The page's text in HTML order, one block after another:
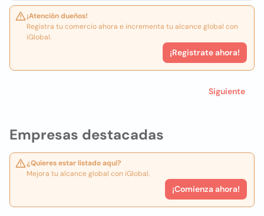
Empresas destacadas
¿Quieres estar listado aquí?
Mejora tu alcance global con iGlobal.
¡Comienza ahora!
¡Atención dueños!
Registra tu comercio ahora e incrementa tu alcance global con
iGlobal.
¡Registrate ahora!
Siguiente